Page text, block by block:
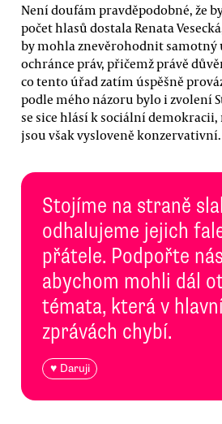
Není doufám pravděpodobné, že
počet hlasů dostala Renata
by mohla znevěrohodnit samotný
ochránce práv, přičemž právě
co tento úřad zatím úspěšně
podle mého názoru bylo i zvolení
se sice hlásí k sociální
jsou však vysloveně konzervativní.
Stojíme na straně
odhalujeme jejich
přátele. Podpořte
abychom mohli dál
témata, která v
zprávách chybí.
♥ Daruji